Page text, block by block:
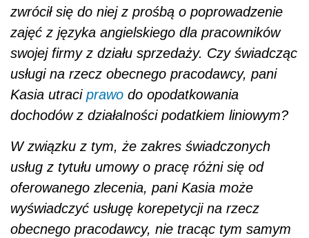
zwrócił się do niej z prośbą o poprowadzenie
zajęć z języka angielskiego dla pracowników
swojej firmy z działu sprzedaży. Czy świadcząc
usługi na rzecz obecnego pracodawcy, pani
Kasia utraci prawo do opodatkowania
dochodów z działalności podatkiem liniowym?
W związku z tym, że zakres świadczonych
usług z tytułu umowy o pracę różni się od
oferowanego zlecenia, pani Kasia może
wyświadczyć usługę korepetycji na rzecz
obecnego pracodawcy, nie tracąc tym samym